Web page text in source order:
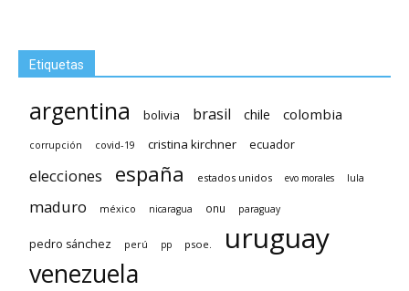
Etiquetas
argentina bolivia brasil chile colombia
corrupción covid-19 cristina kirchner ecuador
elecciones españa estados unidos evo morales lula
maduro méxico nicaragua onu paraguay
pedro sánchez perú pp psoe. uruguay
venezuela